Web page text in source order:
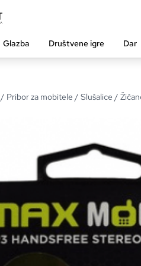
Glazba Društvene igre Dar
/ Pribor za mobitele / Slušalice /